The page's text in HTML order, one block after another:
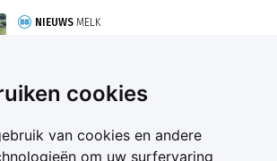
cookies
van cookies en andere
om uw surfervaring
NIEUWS MELK